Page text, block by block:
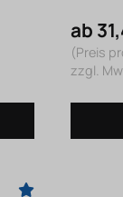
ab
(Preis
zzgl.